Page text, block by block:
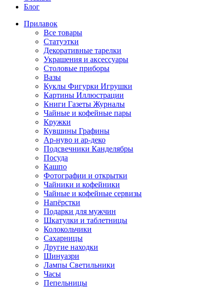
Блог
Прилавок
Все товары
Статуэтки
Декоративные тарелки
Украшения и аксессуары
Столовые приборы
Вазы
Куклы Фигурки Игрушки
Картины Иллюстрации
Книги Газеты Журналы
Чайные и кофейные пары
Кружки
Кувшины Графины
Ар-нуво и ар-деко
Подсвечники Канделябры
Посуда
Кашпо
Фотографии и открытки
Чайники и кофейники
Чайные и кофейные сервизы
Напёрстки
Подарки для мужчин
Шкатулки и таблетницы
Колокольчики
Сахарницы
Другие находки
Шинуазри
Лампы Светильники
Часы
Пепельницы